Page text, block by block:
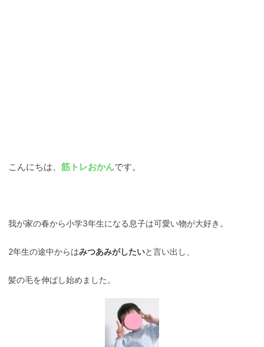
こんにちは、 筋トレおかんです。
我が家の春から小学3年生になる息子は可愛い物が大好き。
2年生の途中からはみつあみがしたいと言い出し、
髪の毛を伸ばし始めました。